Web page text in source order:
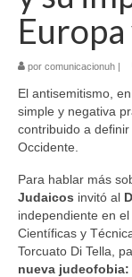
por comunicacionuh |
El antisemitismo,
simple y negativa
contribuido a
Occidente.
Para hablar más
Judaicos invitó al
independiente en
Científicas y
Torcuato Di Tella,
nueva